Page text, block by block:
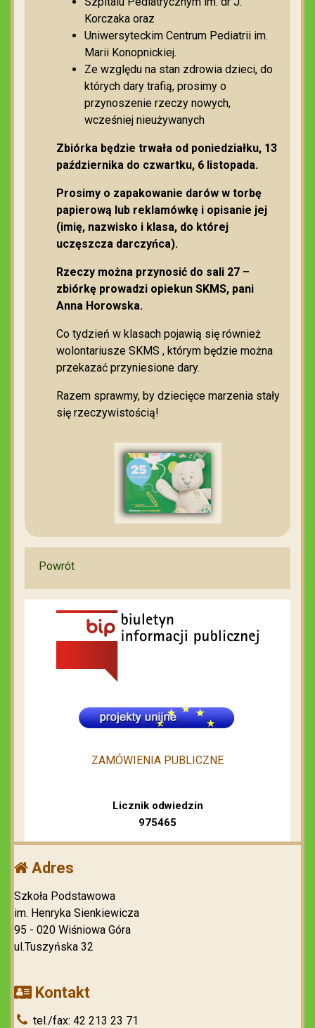
Korczaka oraz
Uniwersyteckim Centrum Pediatrii im.
Marii Konopnickiej.
Ze względu na stan zdrowia dzieci, do
których dary trafią, prosimy o
przynoszenie rzeczy nowych,
wcześniej nieużywanych
️Zbiórka będzie trwała od poniedziałku, 13
października do czwartku, 6 listopada.
️Prosimy o zapakowanie darów w torbę
papierową lub reklamówkę i opisanie jej
(imię, nazwisko i klasa, do której
uczęszcza darczyńca).
Rzeczy można przynosić do sali 27 –
zbiórkę prowadzi opiekun SKMS, pani
Anna Horowska.
Co tydzień w klasach pojawią się również
wolontariusze SKMS , którym będzie można
przekazać przyniesione dary.
Razem sprawmy, by dziecięce marzenia stały
się rzeczywistością!
Powrót
ZAMÓWIENIA PUBLICZNE
Licznik odwiedzin
975465
Adres
Szkoła Podstawowa
im. Henryka Sienkiewicza
95 - 020 Wiśniowa Góra
ul.Tuszyńska 32
Kontakt
tel./fax: 42 213 23 71